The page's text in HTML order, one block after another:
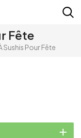
Fête
Sushis Pour Fête